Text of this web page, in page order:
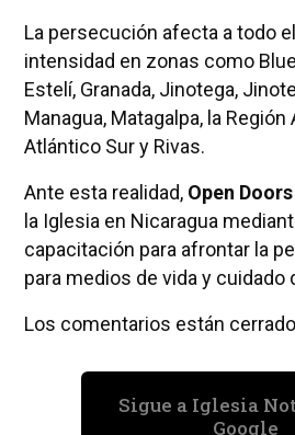
La persecución afecta a todo
intensidad en zonas como
Estelí, Granada, Jinotega,
Managua, Matagalpa, la
Atlántico Sur y Rivas.
Ante esta realidad, Open Doors
la Iglesia en Nicaragua
capacitación para afrontar la
para medios de vida y cuidado
Los comentarios están
Sigue a Iglesia
Google